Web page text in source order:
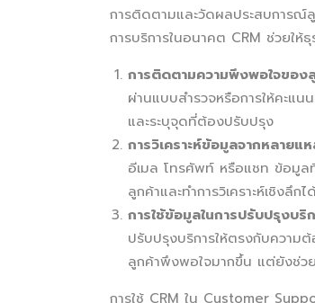
การติดตามและวัดผลประสบการณ์
การบริการในอนาคต CRM ช่วยใ
การติดตามความพึงพอใจของ
ผ่านแบบสำรวจหรือการให้คะแ
และระบุจุดที่ต้องปรับปรุง
การวิเคราะห์ข้อมูลจากหลายแ
อีเมล โทรศัพท์ หรือแชท ข้อมูล
ลูกค้าและทำการวิเคราะห์เชิงลึกไ
การใช้ข้อมูลในการปรับปรุงบริ
ปรับปรุงบริการให้ตรงกับความ
ลูกค้าพึงพอใจมากขึ้น แต่ยังช่ว
การใช้ CRM ใน Customer